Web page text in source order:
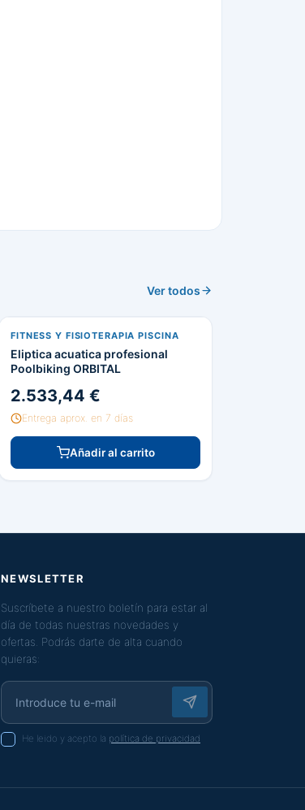
Ver todos
FITNESS Y FISIOTERAPIA PISCINA
Eliptica acuatica profesional
Poolbiking ORBITAL
2.533,44 €
Entrega aprox. en 7 días
Añadir al carrito
NEWSLETTER
Suscríbete a nuestro boletín para estar al
día de todas nuestras novedades y
ofertas. Podrás darte de alta cuando
quieras:
He leido y acepto la política de privacidad